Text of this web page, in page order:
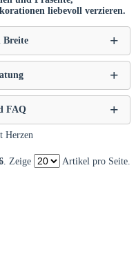
liebevoll verzieren.
Breite
FAQ
Herzen
. Zeige Artikel pro Seite.